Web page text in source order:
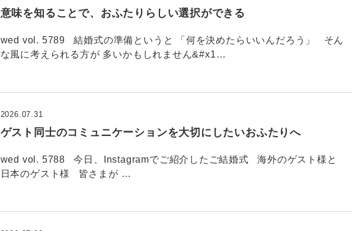
意味を知ることで、おふたりらしい選択ができる
wed vol. 5789 結婚式の準備というと 「何を決めたらいいんだろう」 そん
な風に考えられる方が 多いかもしれません&#x1…
ゲスト同士のコミュニケーションを大切にしたいおふたりへ
2026.07.31
wed vol. 5788 今日、Instagramでご紹介したご結婚式 海外のゲスト様と
日本のゲスト様 皆さまが …